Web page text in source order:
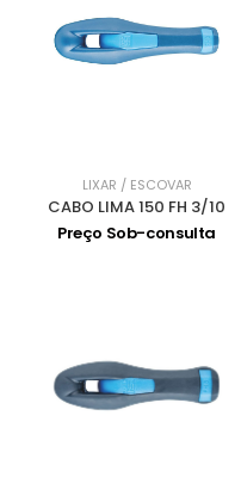
LIXAR / ESCOVAR
CABO LIMA 150 FH 3/10
Preço Sob-consulta